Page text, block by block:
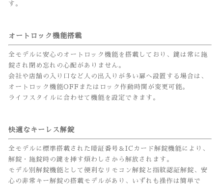
す。
オートロック機能搭載
全モデルに安心のオートロック機能を搭載しており、鍵は常に施
錠され閉め忘れの心配がありません。
会社や店舗の入り口など人の出入りが多い扉へ設置する場合は、
オートロック機能OFFまたはロック作動時間が変更可能。
ライフスタイルに合わせて機能を設定できます。
快適なキーレス解錠
全モデルに標準搭載された暗証番号＆ICカード解錠機能により、
解錠・施錠時の鍵を挿す煩わしさから解放されます。
モデル別解錠機能として便利なリモコン解錠と指紋認証解錠、安
心の非常キー解錠の搭載モデルがあり、いずれも操作は簡単で